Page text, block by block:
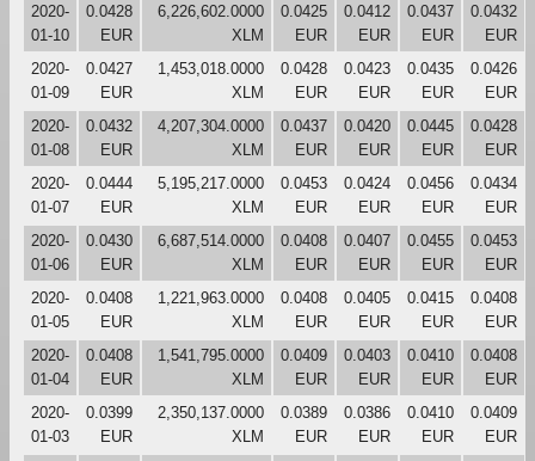
2020-
01-10
0.0428
EUR
6,226,602.0000
XLM
0.0425
EUR
0.0412
EUR
0.0437
EUR
0.0432
EUR
2020-
01-09
0.0427
EUR
1,453,018.0000
XLM
0.0428
EUR
0.0423
EUR
0.0435
EUR
0.0426
EUR
2020-
01-08
0.0432
EUR
4,207,304.0000
XLM
0.0437
EUR
0.0420
EUR
0.0445
EUR
0.0428
EUR
2020-
01-07
0.0444
EUR
5,195,217.0000
XLM
0.0453
EUR
0.0424
EUR
0.0456
EUR
0.0434
EUR
2020-
01-06
0.0430
EUR
6,687,514.0000
XLM
0.0408
EUR
0.0407
EUR
0.0455
EUR
0.0453
EUR
2020-
01-05
0.0408
EUR
1,221,963.0000
XLM
0.0408
EUR
0.0405
EUR
0.0415
EUR
0.0408
EUR
2020-
01-04
0.0408
EUR
1,541,795.0000
XLM
0.0409
EUR
0.0403
EUR
0.0410
EUR
0.0408
EUR
2020-
01-03
0.0399
EUR
2,350,137.0000
XLM
0.0389
EUR
0.0386
EUR
0.0410
EUR
0.0409
EUR